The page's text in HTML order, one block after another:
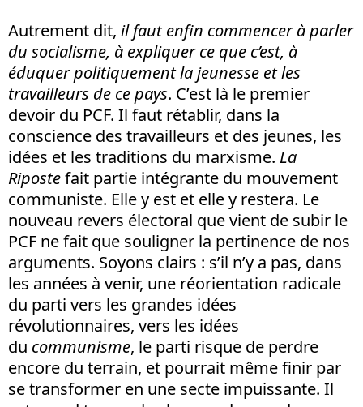
Autrement dit, il faut enfin commencer à parler
du socialisme, à expliquer ce que c’est, à
éduquer politiquement la jeunesse et les
travailleurs de ce pays. C’est là le premier
devoir du PCF. Il faut rétablir, dans la
conscience des travailleurs et des jeunes, les
idées et les traditions du marxisme. La
Ripostefait partie intégrante du mouvement
communiste. Elle y est et elle y restera. Le
nouveau revers électoral que vient de subir le
PCF ne fait que souligner la pertinence de nos
arguments. Soyons clairs : s’il n’y a pas, dans
les années à venir, une réorientation radicale
du parti vers les grandes idées
révolutionnaires, vers les idées
du communisme, le parti risque de perdre
encore du terrain, et pourrait même finir par
se transformer en une secte impuissante. Il